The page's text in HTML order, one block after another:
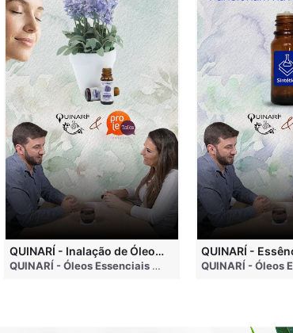
• 3 weeks ago
QUINARÍ - Inalação de Óleos Essenciais e Seus Benefícios
QUINARÍ - Óleos Essenciais e Aromaterapia • 3 months